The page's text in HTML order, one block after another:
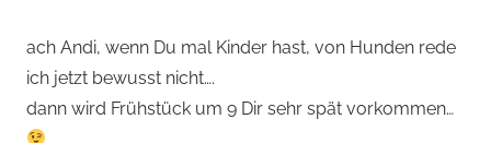
ach Andi, wenn Du mal Kinder hast, von Hunden rede
ich jetzt bewusst nicht….
dann wird Frühstück um 9 Dir sehr spät vorkommen…